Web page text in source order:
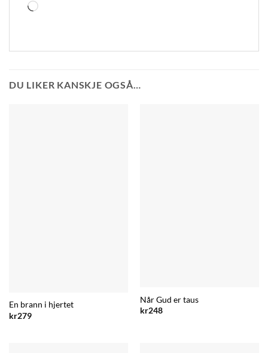
Laster
DU LIKER KANSKJE OGSÅ…
En brann i hjertet
kr279
Når Gud er taus
kr248